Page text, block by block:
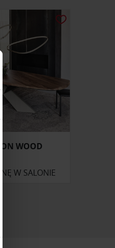
WOOD
W SALONIE